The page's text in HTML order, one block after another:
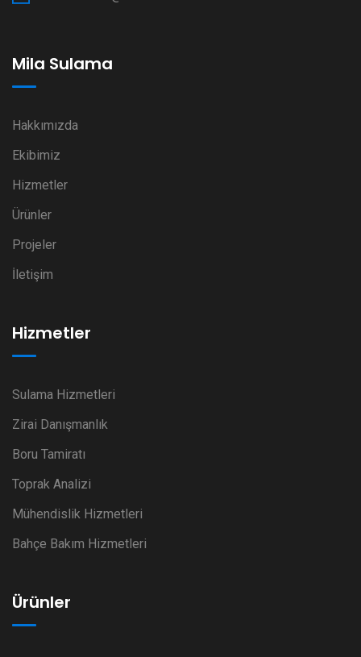
Mila Sulama
Hakkımızda
Ekibimiz
Hizmetler
Ürünler
Projeler
İletişim
Hizmetler
Sulama Hizmetleri
Zirai Danışmanlık
Boru Tamiratı
Toprak Analizi
Mühendislik Hizmetleri
Bahçe Bakım Hizmetleri
Ürünler